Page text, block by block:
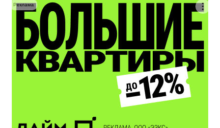
Реклама